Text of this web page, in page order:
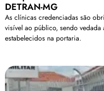
DETRAN-MG
As clínicas credenciadas são
visível ao público, sendo
estabelecidos na portaria.